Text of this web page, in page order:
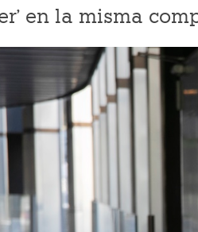
en la misma